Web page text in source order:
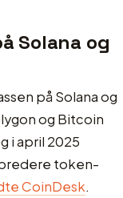
Solana og
på Solana og
og Bitcoin
i april 2025
token-
CoinDesk.